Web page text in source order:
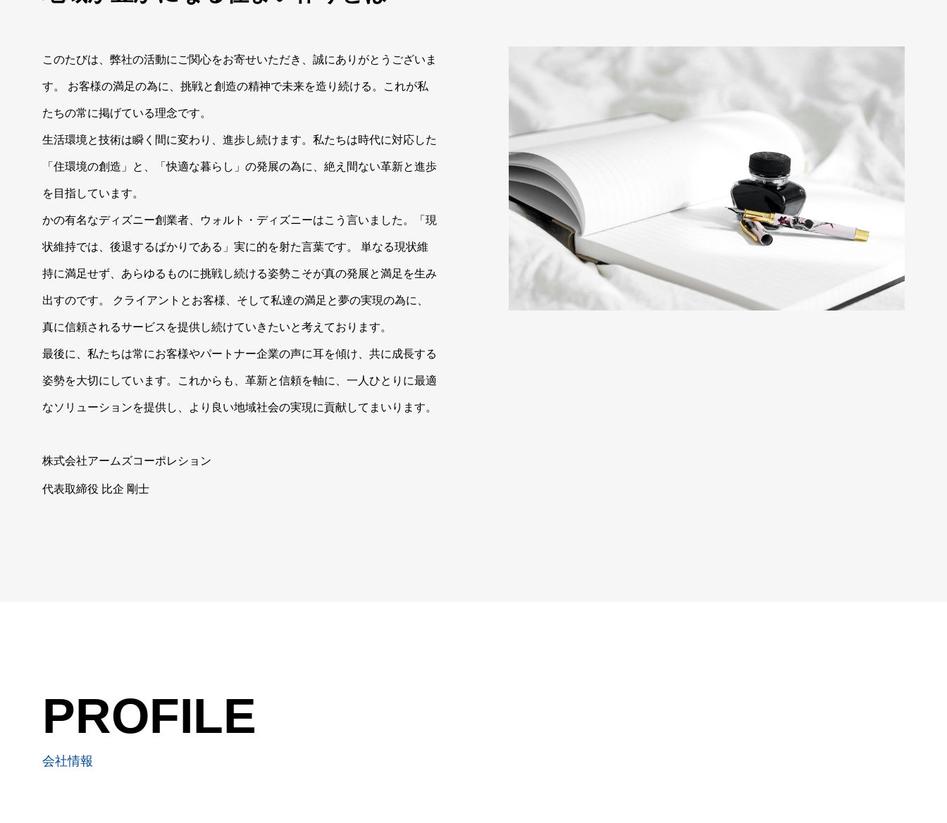
このたびは、弊社の活動にご関心をお寄せいただき、誠にありがとうございま
す。 お客様の満足の為に、挑戦と創造の精神で未来を造り続ける。これが私
たちの常に掲げている理念です。
生活環境と技術は瞬く間に変わり、進歩し続けます。私たちは時代に対応した
「住環境の創造」と、「快適な暮らし」の発展の為に、絶え間ない革新と進歩
を目指しています。
かの有名なディズニー創業者、ウォルト・ディズニーはこう言いました。「現
状維持では、後退するばかりである」実に的を射た言葉です。 単なる現状維
持に満足せず、あらゆるものに挑戦し続ける姿勢こそが真の発展と満足を生み
出すのです。 クライアントとお客様、そして私達の満足と夢の実現の為に、
真に信頼されるサービスを提供し続けていきたいと考えております。
最後に、私たちは常にお客様やパートナー企業の声に耳を傾け、共に成長する
姿勢を大切にしています。これからも、革新と信頼を軸に、一人ひとりに最適
なソリューションを提供し、より良い地域社会の実現に貢献してまいります。
株式会社アームズコーポレション
代表取締役 比企 剛士
PROFILE
会社情報